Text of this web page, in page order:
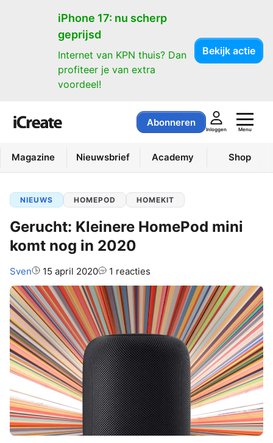
iPhone 17: nu scherp
geprijsd
Internet van KPN thuis? Dan
profiteer je van extra
voordeel!
Bekijk actie
Abonneren
Inloggen Menu
Magazine Nieuwsbrief Academy Shop
NIEUWS HOMEPOD HOMEKIT
Gerucht: Kleinere HomePod mini
komt nog in 2020
Auteur:
Sven 15 april 2020 1 reacties